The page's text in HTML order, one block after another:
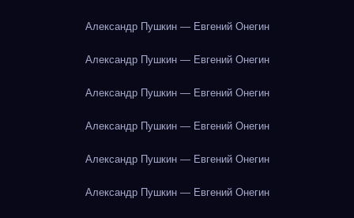
Александр Пушкин — Евгений Онегин
Александр Пушкин — Евгений Онегин
Александр Пушкин — Евгений Онегин
Александр Пушкин — Евгений Онегин
Александр Пушкин — Евгений Онегин
Александр Пушкин — Евгений Онегин